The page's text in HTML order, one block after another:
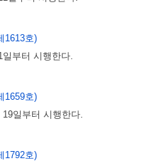
1613호)
부터 시행한다.
1659호)
일부터 시행한다.
1792호)